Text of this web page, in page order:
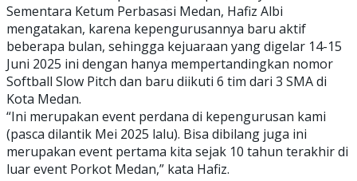
Sementara Ketum Perbasasi Medan, Hafiz Albi
mengatakan, karena kepengurusannya baru aktif
beberapa bulan, sehingga kejuaraan yang digelar 14-15
Juni 2025 ini dengan hanya mempertandingkan nomor
Softball Slow Pitch dan baru diikuti 6 tim dari 3 SMA di
Kota Medan.
“Ini merupakan event perdana di kepengurusan kami
(pasca dilantik Mei 2025 lalu). Bisa dibilang juga ini
merupakan event pertama kita sejak 10 tahun terakhir di
luar event Porkot Medan,” kata Hafiz.